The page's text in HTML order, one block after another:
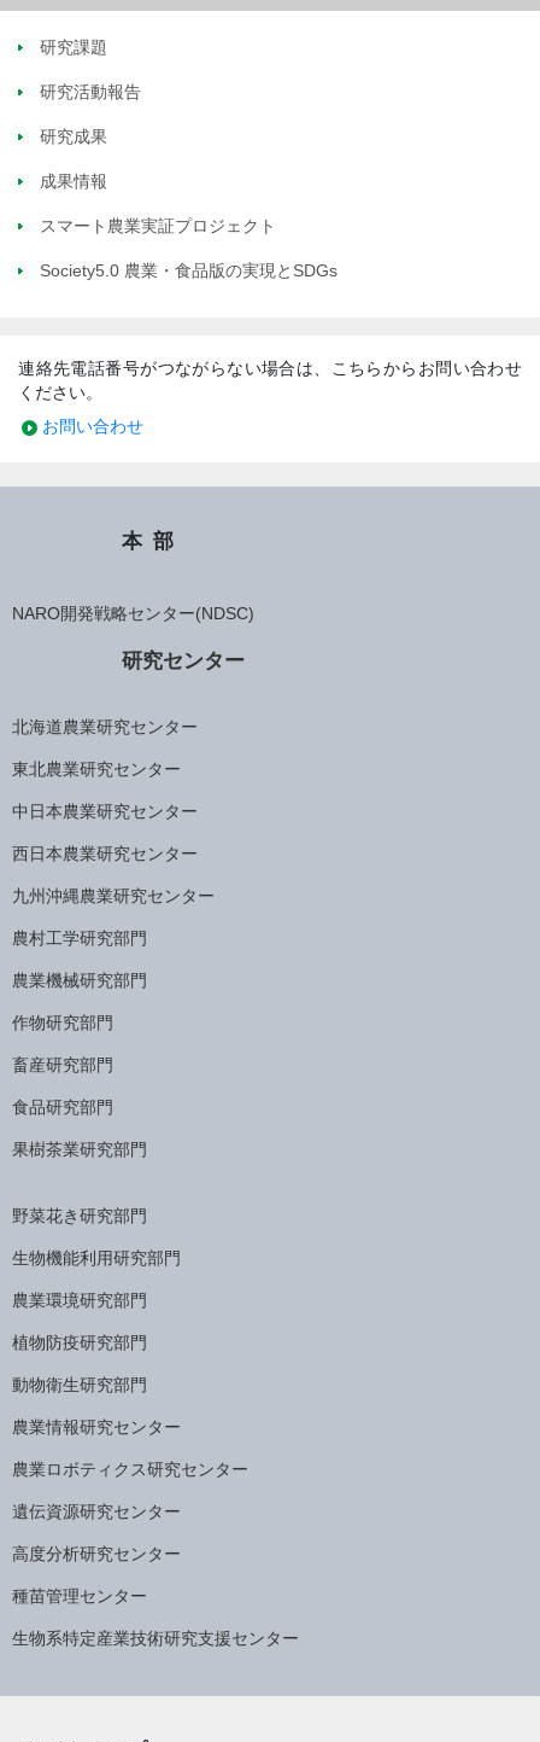
研究課題
研究活動報告
研究成果
成果情報
スマート農業実証プロジェクト
Society5.0 農業・食品版の実現とSDGs
連絡先電話番号がつながらない場合は、こちらからお問い合わせ
ください。
お問い合わせ
本部
NARO開発戦略センター(NDSC)
研究センター
北海道農業研究センター
東北農業研究センター
中日本農業研究センター
西日本農業研究センター
九州沖縄農業研究センター
農村工学研究部門
農業機械研究部門
作物研究部門
畜産研究部門
食品研究部門
果樹茶業研究部門
野菜花き研究部門
生物機能利用研究部門
農業環境研究部門
植物防疫研究部門
動物衛生研究部門
農業情報研究センター
農業ロボティクス研究センター
遺伝資源研究センター
高度分析研究センター
種苗管理センター
生物系特定産業技術研究支援センター